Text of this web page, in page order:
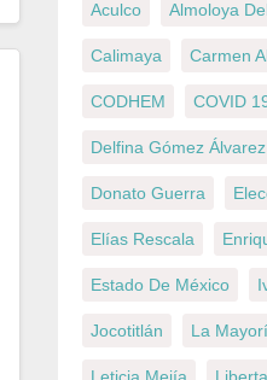
Aculco Almoloya
Calimaya Carmen
CODHEM COVID
Delfina Gómez Álvarez
Donato Guerra
Elías Rescala
Estado De México
Jocotitlán La